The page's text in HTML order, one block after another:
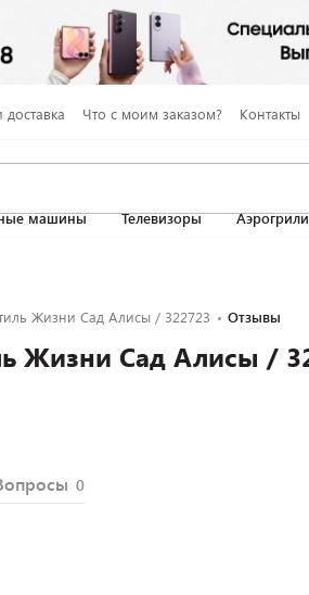
Что с моим заказом? Контакты
машины Телевизоры Аэрогрили
Жизни Сад Алисы / 322723 Отзывы
Жизни Сад Алисы /
0